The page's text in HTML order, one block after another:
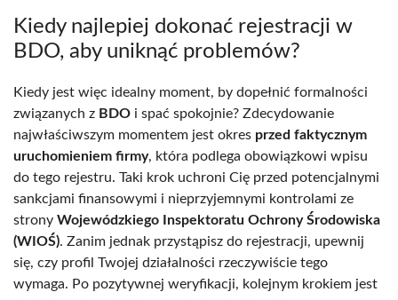
Kiedy najlepiej dokonać rejestracji w
BDO, aby uniknąć problemów?
Kiedy jest więc idealny moment, by dopełnić formalności
związanych z BDO i spać spokojnie? Zdecydowanie
najwłaściwszym momentem jest okres przed faktycznym
uruchomieniem firmy, która podlega obowiązkowi wpisu
do tego rejestru. Taki krok uchroni Cię przed potencjalnymi
sankcjami finansowymi i nieprzyjemnymi kontrolami ze
strony Wojewódzkiego Inspektoratu Ochrony Środowiska
(WIOŚ). Zanim jednak przystąpisz do rejestracji, upewnij
się, czy profil Twojej działalności rzeczywiście tego
wymaga. Po pozytywnej weryfikacji, kolejnym krokiem jest